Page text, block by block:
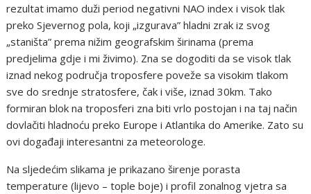
rezultat imamo duži period negativni NAO index i visok tlak
preko Sjevernog pola, koji „izgurava” hladni zrak iz svog
„staništa” prema nižim geografskim širinama (prema
predjelima gdje i mi živimo). Zna se dogoditi da se visok tlak
iznad nekog područja troposfere poveže sa visokim tlakom
sve do srednje stratosfere, čak i više, iznad 30km. Tako
formiran blok na troposferi zna biti vrlo postojan i na taj način
dovlačiti hladnoću preko Europe i Atlantika do Amerike. Zato su
ovi događaji interesantni za meteorologe.
Na sljedećim slikama je prikazano širenje porasta
temperature (lijevo – tople boje) i profil zonalnog vjetra sa